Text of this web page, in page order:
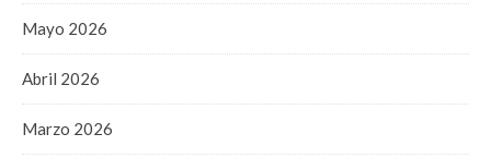
Mayo 2026
Abril 2026
Marzo 2026